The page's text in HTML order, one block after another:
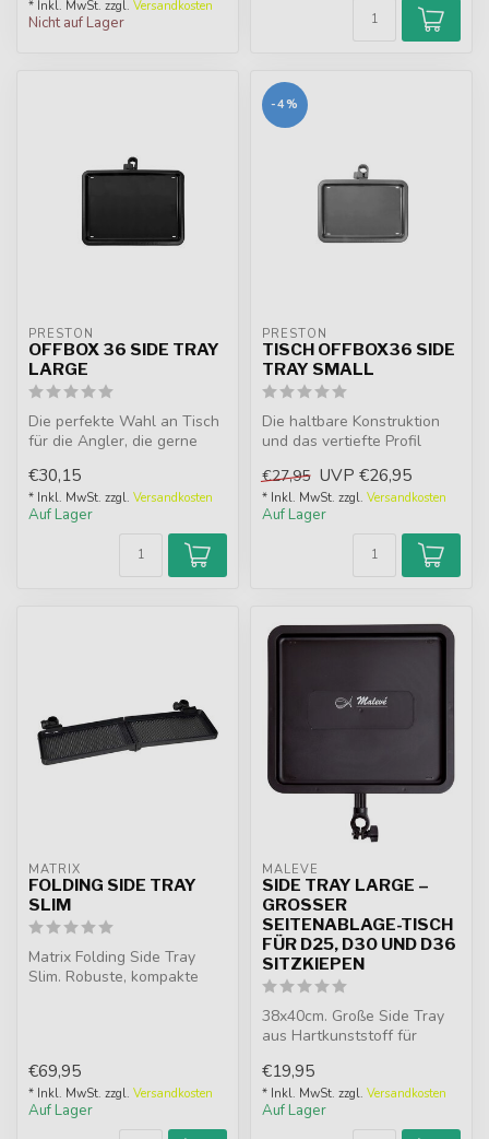
* Inkl. MwSt. zzgl. Versandkosten
Nicht auf Lager
PRESTON
OFFBOX 36 SIDE TRAY
LARGE
Die perfekte Wahl an Tisch
für die Angler, die gerne
€30,15
* Inkl. MwSt. zzgl. Versandkosten
Auf Lager
-4%
PRESTON
TISCH OFFBOX36 SIDE
TRAY SMALL
Die haltbare Konstruktion
und das vertiefte Profil
um ...
€27,95 UVP €26,95
* Inkl. MwSt. zzgl. Versandkosten
Auf Lager
MATRIX
FOLDING SIDE TRAY
SLIM
Matrix Folding Side Tray
Slim. Robuste, kompakte
€69,95
* Inkl. MwSt. zzgl. Versandkosten
Auf Lager
MALEVÉ
SIDE TRAY LARGE –
GROSSER S
EITENABLAGE-TISCH F
ÜR D25, D30 UND D36 S
ITZKIEPEN
38x40cm. Große Side Tray
aus Hartkunststoff für
Zubehör, ...
€19,95
* Inkl. MwSt. zzgl. Versandkosten
Auf Lager